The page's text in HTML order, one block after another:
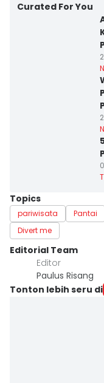
Curated For You
Topics
pariwisata Pantai
Divert me
Editorial Team
Editor
Paulus Risang
Tonton lebih seru di